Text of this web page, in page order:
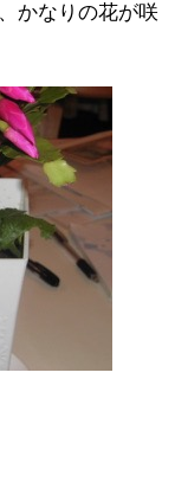
かなりの花が咲